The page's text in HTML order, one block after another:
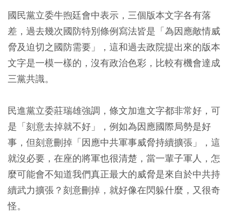
國民黨立委牛煦廷會中表示，三個版本文字各有落
差，過去幾次國防特別條例寫法皆是「為因應敵情威
脅及迫切之國防需要」，這和過去政院提出來的版本
文字是一模一樣的，沒有政治色彩，比較有機會達成
三黨共識。
民進黨立委莊瑞雄強調，條文加進文字都非常好，可
是「刻意去掉就不好」，例如為因應國際局勢是好
事，但刻意刪掉「因應中共軍事威脅持續擴張」，這
就沒必要，在座的將軍也很清楚，當一輩子軍人，怎
麼可能會不知道我們真正最大的威脅是來自於中共持
續武力擴張？刻意刪掉，就好像在閃躲什麼，又很奇
怪。